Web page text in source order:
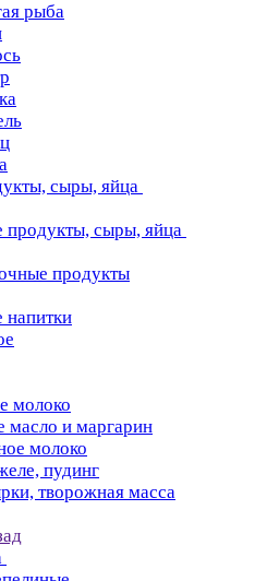
рыба
сыры, яйца
сыры, яйца
продукты
молоко
масло и маргарин
молоко
пудинг
творожная масса